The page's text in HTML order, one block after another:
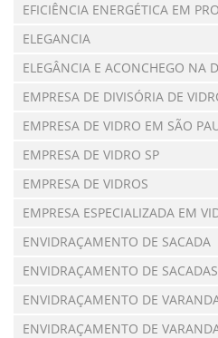
EFICIÊNCIA ENERGÉTICA EM
ELEGANCIA
ELEGÂNCIA E ACONCHEGO NA
EMPRESA DE DIVISÓRIA DE
EMPRESA DE VIDRO EM SÃO
EMPRESA DE VIDRO SP
EMPRESA DE VIDROS
EMPRESA ESPECIALIZADA EM
ENVIDRAÇAMENTO DE SACADA
ENVIDRAÇAMENTO DE
ENVIDRAÇAMENTO DE
ENVIDRAÇAMENTO DE